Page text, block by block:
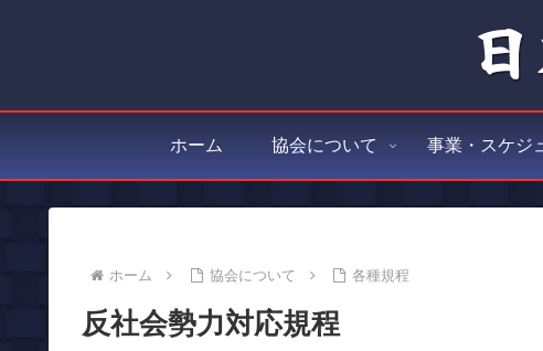
ホーム 協会について 事業・スケジ
ホーム 協会について 各種規程
反社会勢力対応規程